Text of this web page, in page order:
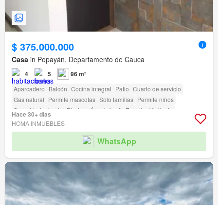
$ 375.000.000
Casa in Popayán, Departamento de Cauca
4 5 96 m²
Aparcadero Balcón Cocina integral Patio Cuarto de servicio
Gas natural Permite mascotas Solo familias Permite niños
Seguridad privada
Piscina Área infantil Estudio
Vigilante
Caseta de vigilancia
Hace 30+ días
HOMA INMUEBLES
WhatsApp